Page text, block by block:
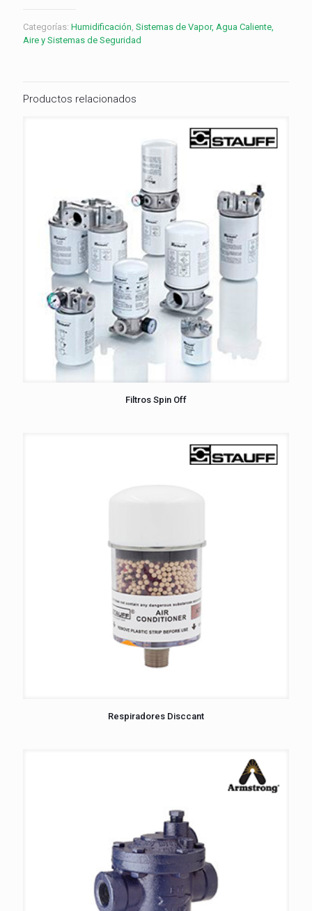
Categorías: Humidificación, Sistemas de Vapor, Agua Caliente,
Aire y Sistemas de Seguridad
Productos relacionados
Filtros Spin Off
Respiradores Disccant